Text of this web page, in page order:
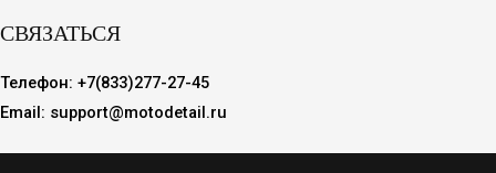
СВЯЗАТЬСЯ
Телефон: +7(833)277-27-45
Email: support@motodetail.ru